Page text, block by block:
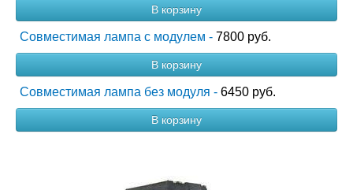
В корзину
Совместимая лампа с модулем - 7800 руб.
В корзину
Совместимая лампа без модуля - 6450 руб.
В корзину